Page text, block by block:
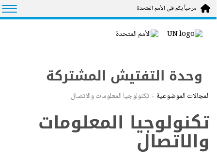
Skip to main content
مرحباً بكم في الأمم المتحدة
وحدة التفتيش المشتركة
المجالات الموضوعية تكنولوجيا المعلومات والاتصال
تكنولوجيا المعلومات
والاتصال